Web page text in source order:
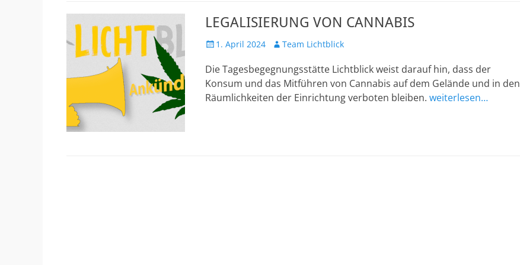
LEGALISIERUNG VON CANNABIS
Veröffentlicht
1. April 2024 AutorTeam Lichtblick
Die Tagesbegegnungsstätte Lichtblick weist darauf hin, dass der
Konsum und das Mitführen von Cannabis auf dem Gelände und in den
Räumlichkeiten der Einrichtung verboten bleiben. weiterlesen…